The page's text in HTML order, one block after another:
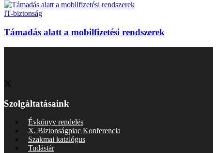
IT-biztonság
Támadás alatt a mobilfizetési rendszerek
Szolgáltatásaink
Évkönyv rendelés
X. Biztonságpiac Konferencia
Szakmai katalógus
Tudástár